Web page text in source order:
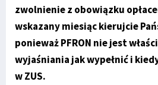
zwolnienie z obowiązku
wskazany miesiąc kierujcie
ponieważ PFRON nie jest
wyjaśniania jak wypełnić i
w ZUS.